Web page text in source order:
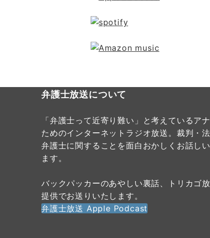
弁護士放送について
「弁護士って近寄り難い」と考えているア
ためのインターネットラジオ放送。裁判・法
弁護士に関することを面白おかしくお話し
ます。
バックパッカーのあやしい裏話、トリカゴ
提供でお送りいたします。
弁護士放送 Apple Podcast